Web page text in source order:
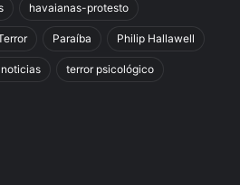
havaianas-protesto
Paraíba Philip Hallawell
terror psicológico